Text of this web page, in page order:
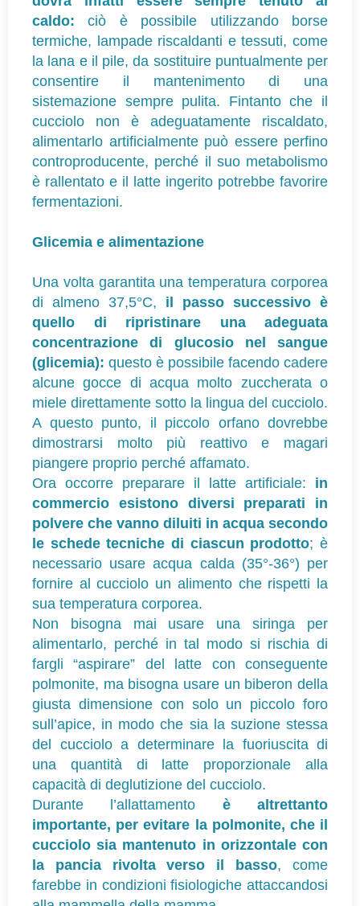
caldo: ciò è possibile utilizzando borse
termiche, lampade riscaldanti e tessuti, come
la lana e il pile, da sostituire puntualmente per
consentire il mantenimento di una
sistemazione sempre pulita. Fintanto che il
cucciolo non è adeguatamente riscaldato,
alimentarlo artificialmente può essere perfino
controproducente, perché il suo metabolismo
è rallentato e il latte ingerito potrebbe favorire
fermentazioni.
Glicemia e alimentazione
Una volta garantita una temperatura corporea
di almeno 37,5°C, il passo successivo è
quello di ripristinare una adeguata
concentrazione di glucosio nel sangue
(glicemia): questo è possibile facendo cadere
alcune gocce di acqua molto zuccherata o
miele direttamente sotto la lingua del cucciolo.
A questo punto, il piccolo orfano dovrebbe
dimostrarsi molto più reattivo e magari
piangere proprio perché affamato.
Ora occorre preparare il latte artificiale: in
commercio esistono diversi preparati in
polvere che vanno diluiti in acqua secondo
le schede tecniche di ciascun prodotto; è
necessario usare acqua calda (35°-36°) per
fornire al cucciolo un alimento che rispetti la
sua temperatura corporea.
Non bisogna mai usare una siringa per
alimentarlo, perché in tal modo si rischia di
fargli “aspirare” del latte con conseguente
polmonite, ma bisogna usare un biberon della
giusta dimensione con solo un piccolo foro
sull’apice, in modo che sia la suzione stessa
del cucciolo a determinare la fuoriuscita di
una quantità di latte proporzionale alla
capacità di deglutizione del cucciolo.
Durante l’allattamento è altrettanto
importante, per evitare la polmonite, che il
cucciolo sia mantenuto in orizzontale con
la pancia rivolta verso il basso, come
farebbe in condizioni fisiologiche attaccandosi